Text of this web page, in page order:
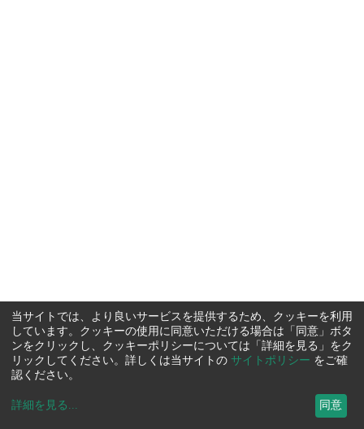
当サイトでは、より良いサービスを提供するため、クッキーを利用
しています。クッキーの使用に同意いただける場合は「同意」ボタ
ンをクリックし、クッキーポリシーについては「詳細を見る」をク
リックしてください。詳しくは当サイトの サイトポリシー をご確
認ください。
詳細を見る ... 同意